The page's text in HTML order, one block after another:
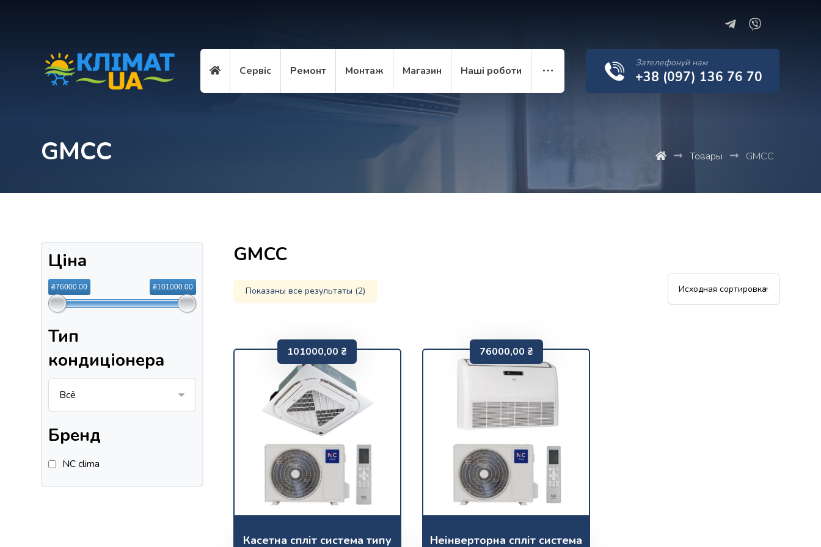
Зателефонуй нам
+38 (097) 136 76 70
Сервіс Ремонт Монтаж Магазин Наші роботи
GMCC Товары GMCC
GMCC
Показаны все результаты (2)
Касетна спліт система типу
101000,00₴
Неінверторна спліт система
76000,00 ₴
Ціна
₴76000.00 ₴101000.00
Тип
кондиціонера
Бренд
NC clima